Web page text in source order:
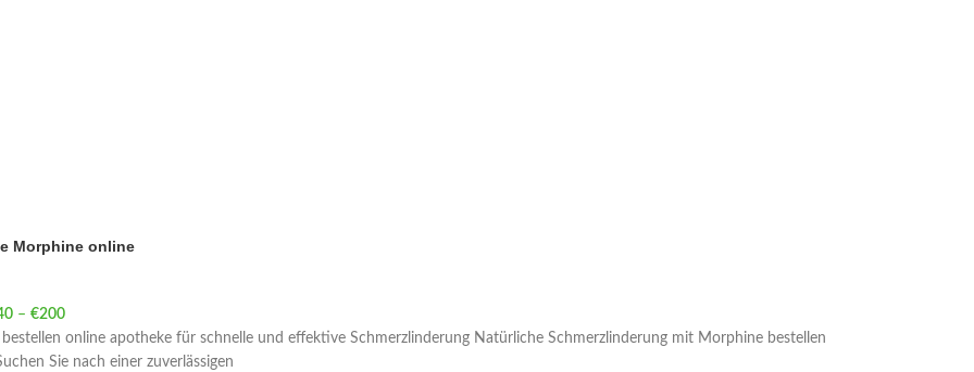
Morphine online
– €200Price range: €40 through €200
online apotheke für schnelle und effektive Schmerzlinderung Natürliche Schmerzlinderung mit Morphine bestellen
Sie nach einer zuverlässigen